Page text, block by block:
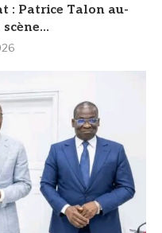
: Patrice Talon au-